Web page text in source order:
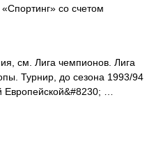
со счетом
см. Лига чемпионов. Лига
Турнир, до сезона 1993/94
Европейской&#8230; …